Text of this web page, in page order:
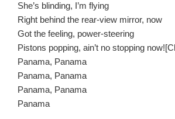
She’s blinding, I’m flying
Right behind the rear-view mirror, now
Got the feeling, power-steering
Pistons popping, ain’t no stopping
Panama, Panama
Panama, Panama
Panama, Panama
Panama